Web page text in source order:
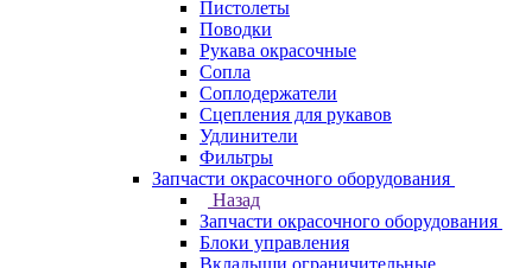
Пистолеты
Поводки
Рукава окрасочные
Сопла
Соплодержатели
Сцепления для рукавов
Удлинители
Фильтры
Запчасти окрасочного оборудования
Назад
Запчасти окрасочного оборудования
Блоки управления
Вкладыши ограничительные